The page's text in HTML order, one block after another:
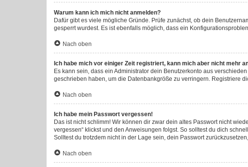
Warum kann ich mich nicht anmelden?
Dafür gibt es viele mögliche Gründe. Prüfe zunächst, ob dein
gesperrt wurdest. Es ist ebenfalls möglich, dass ein
Nach oben
Ich habe mich vor einiger Zeit registriert, kann mich aber nicht mehr
Es kann sein, dass ein Administrator dein Benutzerkonto aus
geschrieben haben, um die Datenbankgröße zu verringern. Registriere
Nach oben
Ich habe mein Passwort vergessen!
Das ist nicht schlimm! Wir können dir zwar dein altes Passwort nicht
vergessen“ klickst und den Anweisungen folgst. So solltest du dich
Solltest du trotzdem nicht in der Lage sein, dein Passwort
Nach oben